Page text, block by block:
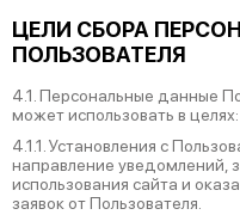
ЦЕЛИ СБОРА
ПОЛЬЗОВАТЕЛЯ
4.1. Персональные данные
может использовать в целях:
4.1.1. Установления с
направление уведомлений,
использования сайта и
заявок от Пользователя.